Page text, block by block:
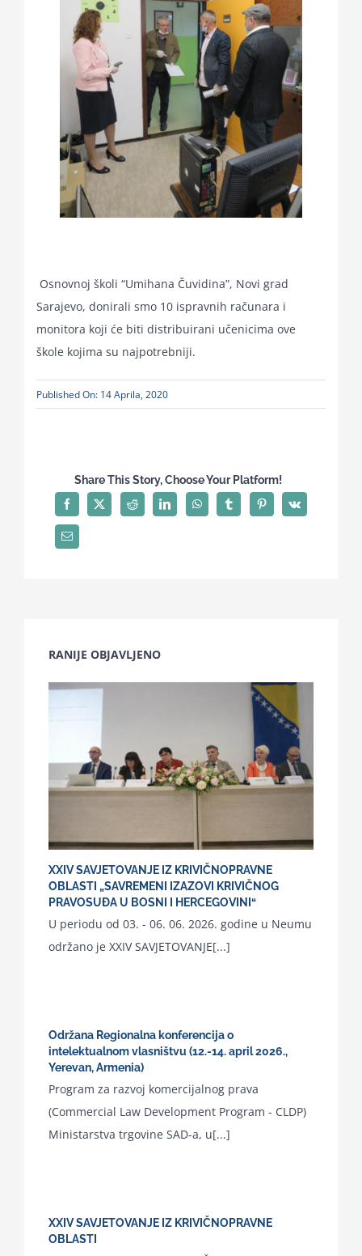
Osnovnoj školi “Umihana Čuvidina”, Novi grad
Sarajevo, donirali smo 10 ispravnih računara i
monitora koji će biti distribuirani učenicima ove
škole kojima su najpotrebniji.
Published On: 14 Aprila, 2020
Share This Story, Choose Your Platform!
RANIJE OBJAVLJENO
XXIV SAVJETOVANJE IZ KRIVIČNOPRAVNE
OBLASTI „SAVREMENI IZAZOVI KRIVIČNOG
PRAVOSUĐA U BOSNI I HERCEGOVINI“
U periodu od 03. - 06. 06. 2026. godine u Neumu
održano je XXIV SAVJETOVANJE[...]
Održana Regionalna konferencija o
intelektualnom vlasništvu (12.-14. april 2026.,
Yerevan, Armenia)
Program za razvoj komercijalnog prava
(Commercial Law Development Program - CLDP)
Ministarstva trgovine SAD-a, u[...]
XXIV SAVJETOVANJE IZ KRIVIČNOPRAVNE
OBLASTI